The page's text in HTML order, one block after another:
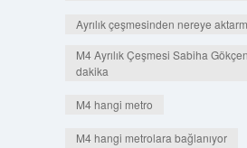
Ayrılık çeşmesinden nereye
M4 Ayrılık Çeşmesi Sabiha
dakika
M4 hangi metro
M4 hangi metrolara bağlanıyor